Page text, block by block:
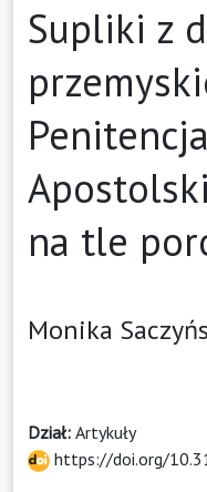
Supliki z
na tle
Monika
Dział: Artykuły
https://doi.org/